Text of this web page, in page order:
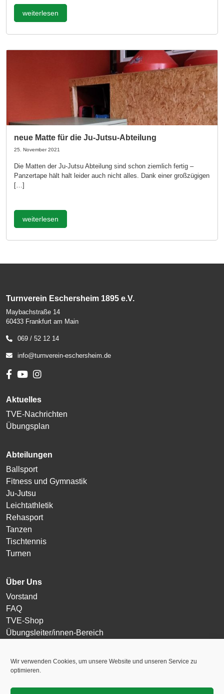
Wir verwenden Cookies, um unsere Website und unseren Service zu
optimieren.
weiterlesen
neue Matte für die Ju-Jutsu-Abteilung
25. November 2021
Die Matten der Ju-Jutsu Abteilung sind schon ziemlich fertig –
Panzertape hält halt leider auch nicht alles. Dank einer großzügigen
[…]
weiterlesen
Turnverein Eschersheim 1895 e.V.
Maybachstraße 14
60433 Frankfurt am Main
069 / 52 12 14
info@turnverein-eschersheim.de
Aktuelles
TVE-Nachrichten
Übungsplan
Abteilungen
Ballsport
Fitness und Gymnastik
Ju-Jutsu
Leichtathletik
Rehasport
Tanzen
Tischtennis
Turnen
Über Uns
Vorstand
FAQ
TVE-Shop
Übungsleiter/innen-Bereich